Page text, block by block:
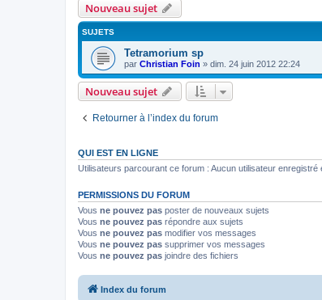
Nouveau sujet
SUJETS
Tetramorium sp
par Christian Foin » dim. 24 juin 2012 22:24
Nouveau sujet
Retourner à l’index du forum
QUI EST EN LIGNE
Utilisateurs parcourant ce forum : Aucun utilisateur enregistré
PERMISSIONS DU FORUM
Vous ne pouvez pas poster de nouveaux sujets
Vous ne pouvez pas répondre aux sujets
Vous ne pouvez pas modifier vos messages
Vous ne pouvez pas supprimer vos messages
Vous ne pouvez pas joindre des fichiers
Index du forum